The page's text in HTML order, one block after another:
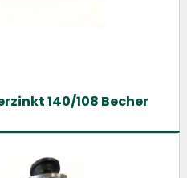
140/108 Becher